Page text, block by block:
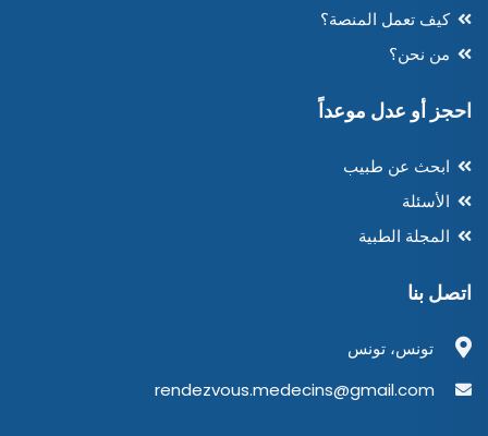
كيف تعمل المنصة؟
من نحن؟
احجز أو عدل موعداً
ابحث عن طبيب
الأسئلة
المجلة الطبية
اتصل بنا
تونس، تونس